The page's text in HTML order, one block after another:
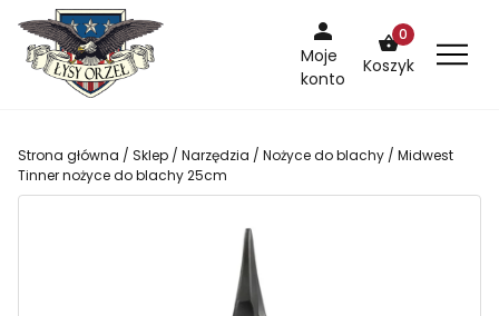
content
Moje
konto
Koszyk
0
Strona główna / Sklep / Narzędzia / Nożyce do blachy / Midwest
Tinner nożyce do blachy 25cm